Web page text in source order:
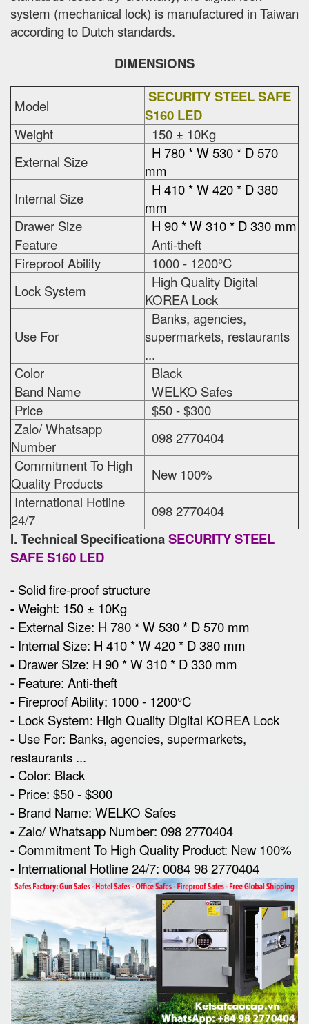
system (mechanical lock) is manufactured in Taiwan
according to Dutch standards.
DIMENSIONS
Model
SECURITY STEEL SAFE
S160 LED
Weight
150 ± 10Kg
External Size
H 780 * W 530 * D 570
mm
Internal Size
H 410 * W 420 * D 380
mm
Drawer Size
H 90 * W 310 * D 330 mm
Feature
Anti-theft
Fireproof Ability
1000 - 1200°C
Lock System
High Quality Digital
KOREA Lock
Use For
Banks, agencies,
supermarkets, restaurants
...
Color
Black
Band Name
WELKO Safes
Price
$50 - $300
Zalo/ Whatsapp
Number
098 2770404
Commitment To High
Quality Products
New 100%
International Hotline
24/7
098 2770404
I. Technical SpecificationaSECURITY STEEL
SAFE S160 LED
- Solid fire-proof structure
-Weight: 150 ± 10Kg
- External Size: H 780 * W 530 * D 570 mm
- Internal Size: H 410 * W 420 * D 380 mm
- Drawer Size: H 90 * W 310 * D 330 mm
- Feature: Anti-theft
- Fireproof Ability: 1000 - 1200°C
- Lock System: High Quality Digital KOREA Lock
- Use For: Banks, agencies, supermarkets,
restaurants ...
- Color: Black
- Price: $50 - $300
- Brand Name: WELKO Safes
-Zalo/ Whatsapp Number: 098 2770404
- Commitment To High Quality Product: New 100%
- International Hotline 24/7: 0084 98 2770404